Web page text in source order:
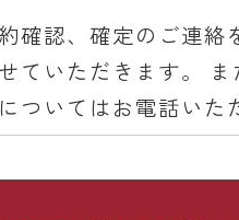
確認、確定のご連絡
ていただきます。
ついてはお電話いた
願いいたします。